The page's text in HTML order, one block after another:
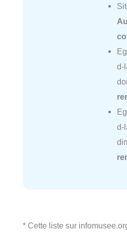
d-
d-
* Cette liste sur